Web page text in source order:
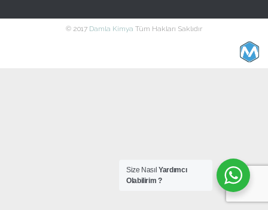
© 2017 Damla Kimya Tüm Hakları Saklıdır
Size NasılYardımcı
Olabilirim ?